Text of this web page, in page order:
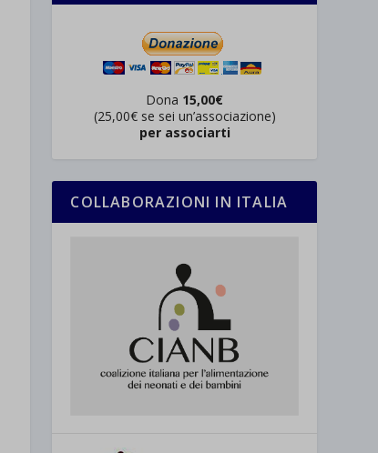
Dona 15,00€
(25,00€ se sei un’associazione)
per associarti
COLLABORAZIONI IN ITALIA